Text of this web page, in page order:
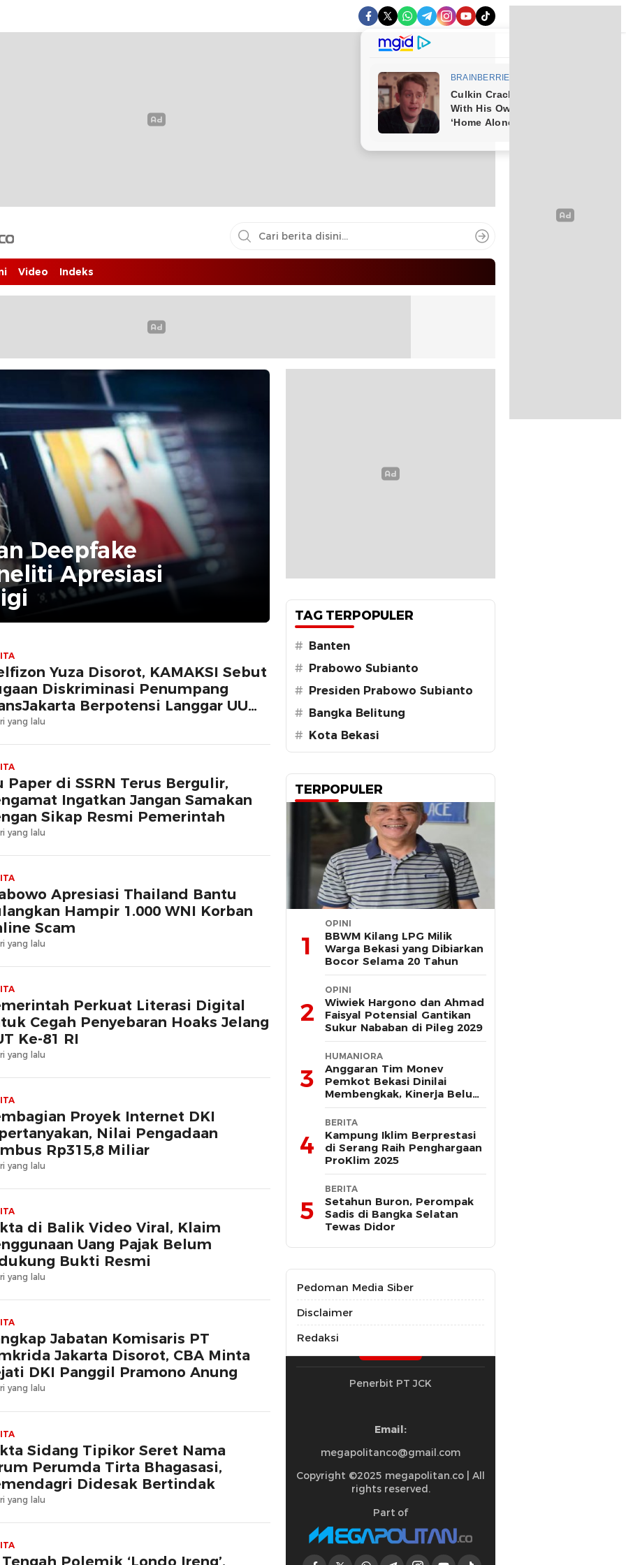
Video Indeks
Deepfake
Apresiasi
Yuza Disorot, KAMAKSI Sebut
Diskriminasi Penumpang
Berpotensi Langgar UU
yang lalu
Paper di SSRN Terus Bergulir,
Ingatkan Jangan Samakan
Sikap Resmi Pemerintah
yang lalu
Apresiasi Thailand Bantu
Hampir 1.000 WNI Korban
Scam
yang lalu
Perkuat Literasi Digital
Cegah Penyebaran Hoaks Jelang
Ke-81 RI
yang lalu
Proyek Internet DKI
Nilai Pengadaan
Rp315,8 Miliar
yang lalu
di Balik Video Viral, Klaim
Uang Pajak Belum
Bukti Resmi
yang lalu
Jabatan Komisaris PT
Jakarta Disorot, CBA Minta
DKI Panggil Pramono Anung
yang lalu
Sidang Tipikor Seret Nama
Perumda Tirta Bhagasasi,
Didesak Bertindak
yang lalu
Polemik ‘Londo Ireng’,
TAG TERPOPULER
# Banten
# Prabowo Subianto
# Presiden Prabowo Subianto
# Bangka Belitung
# Kota Bekasi
TERPOPULER
1
OPINI
BBWM Kilang LPG Milik
Warga Bekasi yang Dibiarkan
Bocor Selama 20 Tahun
2
OPINI
Wiwiek Hargono dan Ahmad
Faisyal Potensial Gantikan
Sukur Nababan di Pileg 2029
3
HUMANIORA
Anggaran Tim Monev
Pemkot Bekasi Dinilai
Membengkak, Kinerja Belum
Terbukti Efektif
4
BERITA
Kampung Iklim Berprestasi
di Serang Raih Penghargaan
ProKlim 2025
5
BERITA
Setahun Buron, Perompak
Sadis di Bangka Selatan
Tewas Didor
Pedoman Media Siber
Disclaimer
Redaksi
Penerbit PT JCK
Email:
megapolitanco@gmail.com
Copyright ©2025 megapolitan.co | All
rights reserved.
Part of